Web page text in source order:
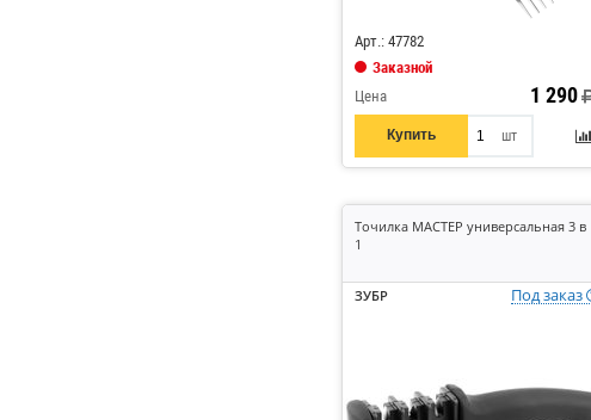
Арт.: 47782
Заказной
Цена
1 290
Купить шт
Точилка МАСТЕР универсальная 3 в
1
ЗУБР Под заказ